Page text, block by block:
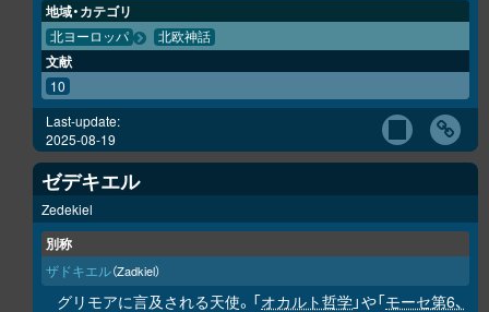
地域・カテゴリ
北ヨーロッパ 北欧神話
文献
10
Last-update:
2025-08-19
ゼデキエル
Zedekiel
別称
ザドキエル（Zadkiel）
グリモアに言及される天使。「オカルト哲学」や「モーセ第6、